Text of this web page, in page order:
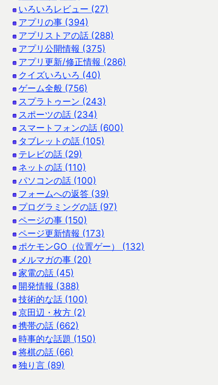
いろいろレビュー (27)
アプリの事 (394)
アプリストアの話 (288)
アプリ公開情報 (375)
アプリ更新/修正情報 (286)
クイズいろいろ (40)
ゲーム全般 (756)
スプラトゥーン (243)
スポーツの話 (234)
スマートフォンの話 (600)
タブレットの話 (105)
テレビの話 (29)
ネットの話 (110)
パソコンの話 (100)
フォームへの返答 (39)
プログラミングの話 (97)
ページの事 (150)
ページ更新情報 (173)
ポケモンGO（位置ゲー） (132)
メルマガの事 (20)
家電の話 (45)
開発情報 (388)
技術的な話 (100)
京田辺・枚方 (2)
携帯の話 (662)
時事的な話題 (150)
将棋の話 (66)
独り言 (89)